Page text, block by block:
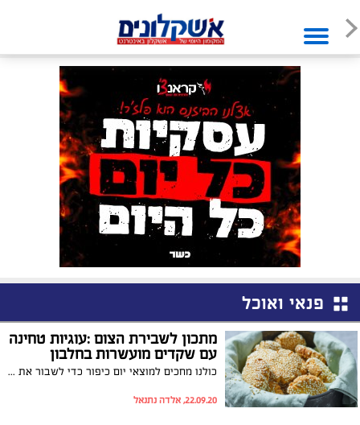
פנאי ואוכל
מתכון לשבירת הצום :עוגיות טחינה
עם שקדים מועשרות בחלבון
כולנו מחכים למוצאי יום כיפור כדי לשבור את הצום עם שתיה חמה או קרה ומשהו מתוק שירים את רמת הסוכר אחרי הצום הממושך ויעשה טוב לגוף ולנשמה. המותג הרבלייף מציע מתכון להכנת עוגיות טחינה עם שקדים עשירות בחלבון, שאפשר גם להכין עם הילדים!
22.09.20, אלדה נתנאל